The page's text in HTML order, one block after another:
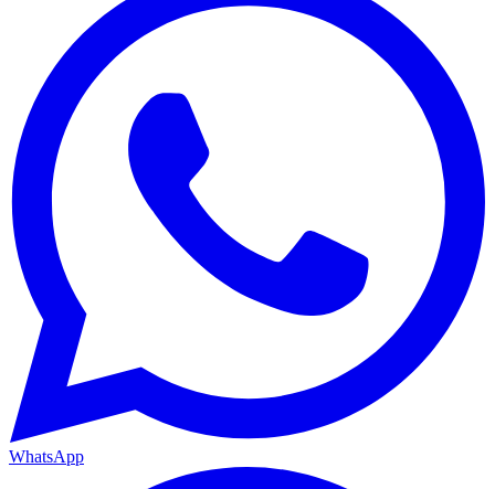
WhatsApp